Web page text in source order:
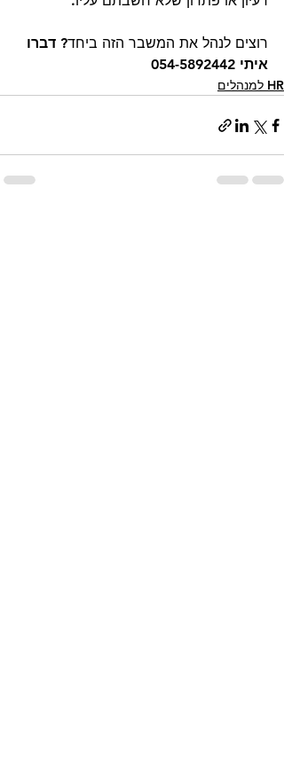
רוצים לנהל את המשבר הזה ביחד? דברו
איתי 054-5892442
HR למנהלים